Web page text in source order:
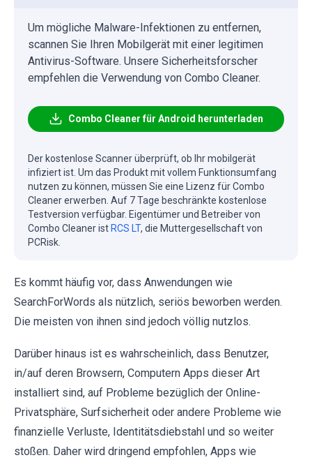
Um mögliche Malware-Infektionen zu entfernen,
scannen Sie Ihren Mobilgerät mit einer legitimen
Antivirus-Software. Unsere Sicherheitsforscher
empfehlen die Verwendung von Combo Cleaner.
Combo Cleaner für Android herunterladen
Der kostenlose Scanner überprüft, ob Ihr mobilgerät
infiziert ist. Um das Produkt mit vollem Funktionsumfang
nutzen zu können, müssen Sie eine Lizenz für Combo
Cleaner erwerben. Auf 7 Tage beschränkte kostenlose
Testversion verfügbar. Eigentümer und Betreiber von
Combo Cleaner ist RCS LT, die Muttergesellschaft von
PCRisk.
Es kommt häufig vor, dass Anwendungen wie
SearchForWords als nützlich, seriös beworben werden.
Die meisten von ihnen sind jedoch völlig nutzlos.
Darüber hinaus ist es wahrscheinlich, dass Benutzer,
in/auf deren Browsern, Computern Apps dieser Art
installiert sind, auf Probleme bezüglich der Online-
Privatsphäre, Surfsicherheit oder andere Probleme wie
finanzielle Verluste, Identitätsdiebstahl und so weiter
stoßen. Daher wird dringend empfohlen, Apps wie